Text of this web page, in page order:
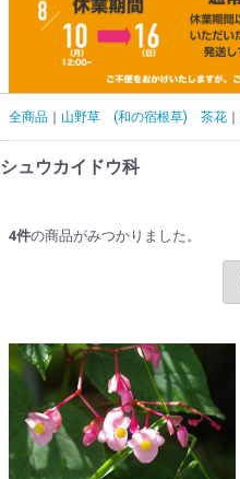
全商品 山野草 (和の宿根草) 茶花
シュウカイドウ科
4件の商品がみつかりました。